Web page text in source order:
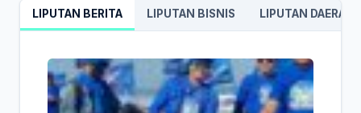
LIPUTAN BERITA LIPUTAN BISNIS LIPUTAN DAERAH